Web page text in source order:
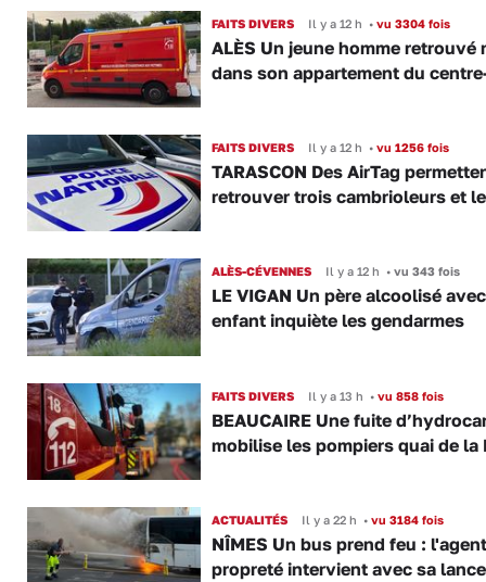
FAITS DIVERS Il y a 12 h •vu 3304 fois
ALÈS Un jeune homme retrouvé
dans son appartement du
FAITS DIVERS Il y a 12 h •vu 1256 fois
TARASCON Des AirTag
retrouver trois cambrioleurs et
ALÈS-CÉVENNES Il y a 12 h •vu 343 fois
LE VIGAN Un père alcoolisé
enfant inquiète les gendarmes
FAITS DIVERS Il y a 13 h •vu 858 fois
BEAUCAIRE Une fuite
mobilise les pompiers quai de la
ACTUALITÉS Il y a 22 h •vu 3184 fois
NÎMES Un bus prend feu :
propreté intervient avec sa lance